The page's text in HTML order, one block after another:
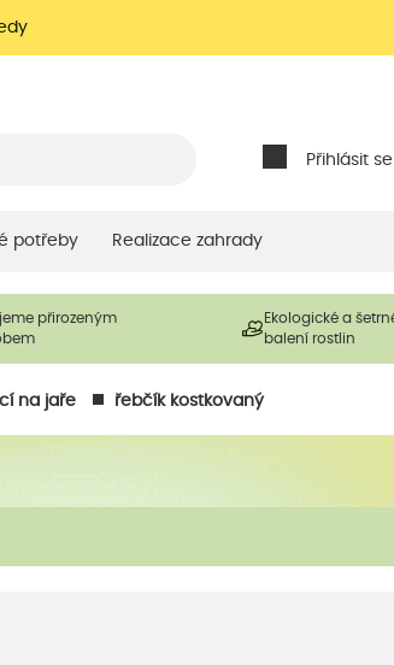
Přihlásit se
potřeby Realizace zahrady
přirozeným
Ekologické a
balení rostlin
na jaře řebčík kostkovaný